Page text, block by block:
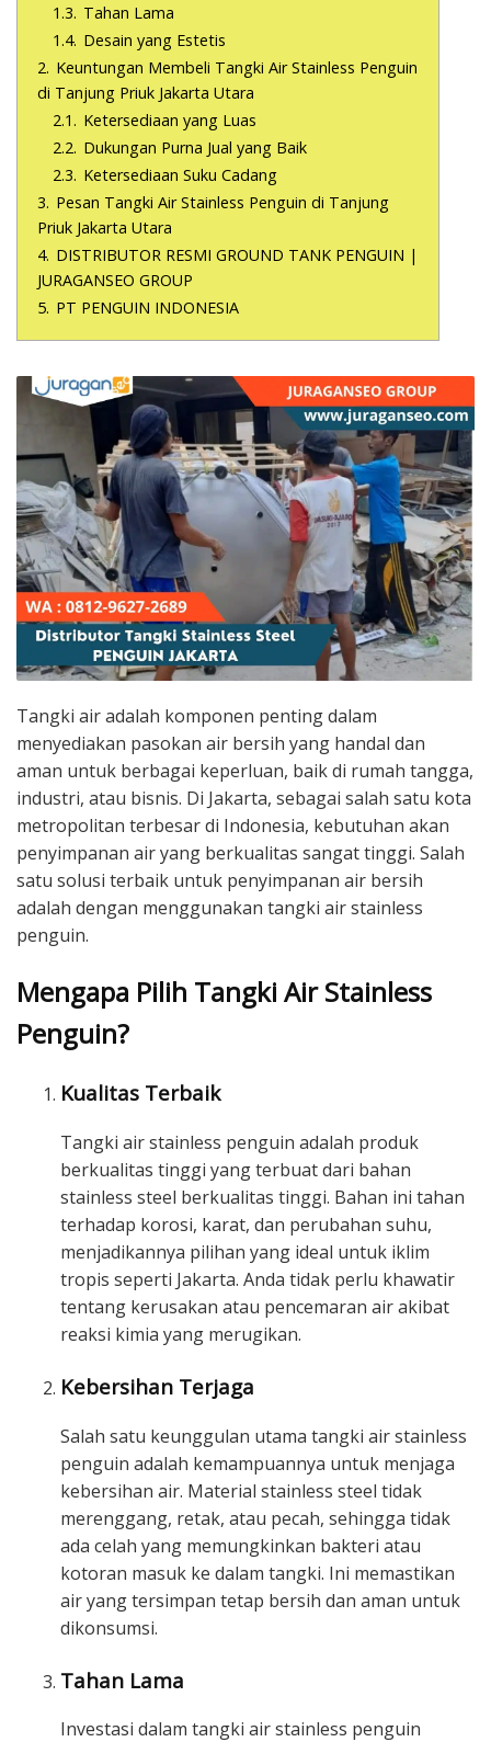
1.3. Tahan Lama
1.4. Desain yang Estetis
2. Keuntungan Membeli Tangki Air Stainless Penguin
di Tanjung Priuk Jakarta Utara
2.1. Ketersediaan yang Luas
2.2. Dukungan Purna Jual yang Baik
2.3. Ketersediaan Suku Cadang
3. Pesan Tangki Air Stainless Penguin di Tanjung
Priuk Jakarta Utara
4. DISTRIBUTOR RESMI GROUND TANK PENGUIN |
JURAGANSEO GROUP
5. PT PENGUIN INDONESIA
Tangki air adalah komponen penting dalam
menyediakan pasokan air bersih yang handal dan
aman untuk berbagai keperluan, baik di rumah tangga,
industri, atau bisnis. Di Jakarta, sebagai salah satu kota
metropolitan terbesar di Indonesia, kebutuhan akan
penyimpanan air yang berkualitas sangat tinggi. Salah
satu solusi terbaik untuk penyimpanan air bersih
adalah dengan menggunakan tangki air stainless
penguin.
Mengapa Pilih Tangki Air Stainless
Penguin?
Kualitas Terbaik
Tangki air stainless penguin adalah produk
berkualitas tinggi yang terbuat dari bahan
stainless steel berkualitas tinggi. Bahan ini tahan
terhadap korosi, karat, dan perubahan suhu,
menjadikannya pilihan yang ideal untuk iklim
tropis seperti Jakarta. Anda tidak perlu khawatir
tentang kerusakan atau pencemaran air akibat
reaksi kimia yang merugikan.
Kebersihan Terjaga
Salah satu keunggulan utama tangki air stainless
penguin adalah kemampuannya untuk menjaga
kebersihan air. Material stainless steel tidak
merenggang, retak, atau pecah, sehingga tidak
ada celah yang memungkinkan bakteri atau
kotoran masuk ke dalam tangki. Ini memastikan
air yang tersimpan tetap bersih dan aman untuk
dikonsumsi.
Tahan Lama
Investasi dalam tangki air stainless penguin